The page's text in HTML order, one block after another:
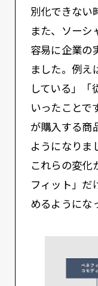
別化できない
また、ソーシ
容易に企業の
ました。例え
している」「
いったことで
が購入する商
ようになりま
これらの変化
フィット」だ
めるようにな